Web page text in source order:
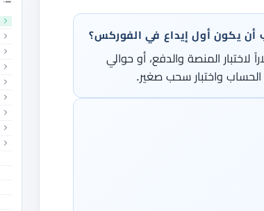
أن يكون أول إيداع في الفوركس؟
أول إيداع يجب أن يكون صغيراً: من 10 إلى 50 دولاراً لاختبار المنصة والدفع، أو حوالي